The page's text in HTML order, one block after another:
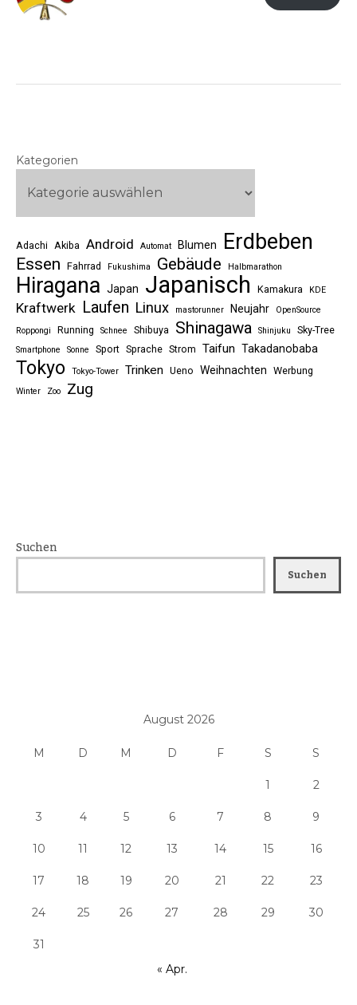
Kategorien
Adachi Akiba Android Automat Blumen Erdbeben
Essen Fahrrad Fukushima Gebäude Halbmarathon
Hiragana Japan Japanisch Kamakura KDE
Kraftwerk Laufen Linux mastorunner Neujahr
OpenSource
Roppongi
Running Schnee Shibuya Shinagawa Shinjuku Sky-Tree
Smartphone Sonne Sport Sprache Strom Taifun Takadanobaba
Tokyo Tokyo-Tower Trinken Ueno Weihnachten Werbung
Winter Zoo Zug
Suchen
Suchen
August 2026
M D M D F S S
1 2
3 4 5 6 7 8 9
10 11 12 13 14 15 16
17 18 19 20 21 22 23
24 25 26 27 28 29 30
31
« Apr.